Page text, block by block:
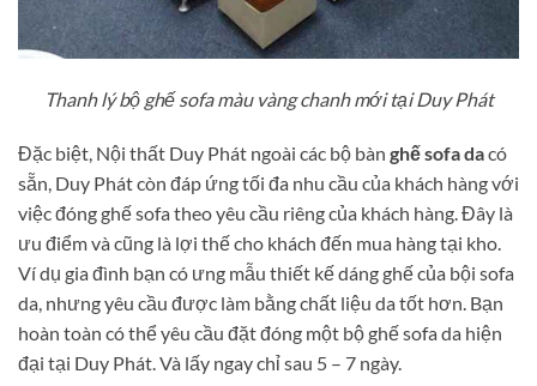
Thanh lý bộ ghế sofa màu vàng chanh mới tại Duy Phát
Đặc biệt, Nội thất Duy Phát ngoài các bộ bàn ghế sofa dacó
sẵn, Duy Phát còn đáp ứng tối đa nhu cầu của khách hàng với
việc đóng ghế sofa theo yêu cầu riêng của khách hàng. Đây là
ưu điểm và cũng là lợi thế cho khách đến mua hàng tại kho.
Ví dụ gia đình bạn có ưng mẫu thiết kế dáng ghế của bội sofa
da, nhưng yêu cầu được làm bằng chất liệu da tốt hơn. Bạn
hoàn toàn có thể yêu cầu đặt đóng một bộ ghế sofa da hiện
đại tại Duy Phát. Và lấy ngay chỉ sau 5 – 7 ngày.